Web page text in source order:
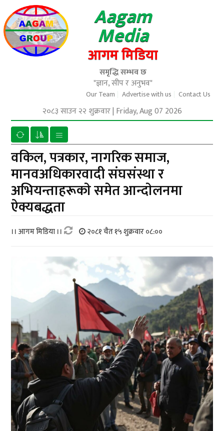
Aagam
Media
आगम मिडिया
समृद्धि सम्भव छ
"ज्ञान, सीप र अनुभव"
Our Team Advertise with us Contact Us
२०८३ साउन २२ शुक्रवार| Friday, Aug 07 2026
वकिल, पत्रकार, नागरिक समाज,
मानवअधिकारवादी संघसंस्था र
अभियन्ताहरूकाे समेत आन्दाेलनमा
ऐक्यबद्धता
।। आगम मिडिया ।। २०८१ चैत १५ शुक्रवार ०८:००